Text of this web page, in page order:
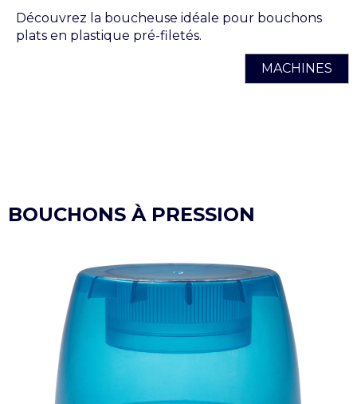
Découvrez la boucheuse idéale pour bouchons
plats en plastique pré-filetés.
MACHINES
BOUCHONS À PRESSION